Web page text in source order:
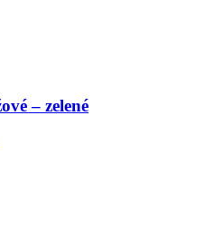
– zelené